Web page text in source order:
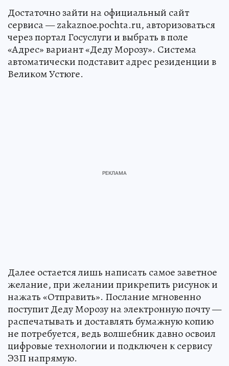
Достаточно зайти на официальный сайт
сервиса — zakaznoe.pochta.ru, авторизоваться
через портал Госуслуги и выбрать в поле
«Адрес» вариант «Деду Морозу». Система
автоматически подставит адрес резиденции в
Великом Устюге.
Далее остается лишь написать самое заветное
желание, при желании прикрепить рисунок и
нажать «Отправить». Послание мгновенно
поступит Деду Морозу на электронную почту —
распечатывать и доставлять бумажную копию
не потребуется, ведь волшебник давно освоил
цифровые технологии и подключен к сервису
ЭЗП напрямую.